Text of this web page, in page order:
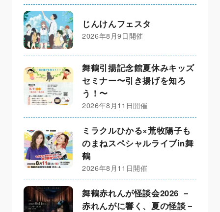
じんけんフェスタ
2026年8月9日開催
舞鶴引揚記念館夏休みキッズ
セミナー〜引き揚げを知ろ
う！〜
2026年8月11日開催
ミラクルひかる×荒牧陽子も
のまねスペシャルライブin舞
鶴
2026年8月11日開催
舞鶴赤れんが怪談会2026 －
赤れんがに響く、夏の怪談－